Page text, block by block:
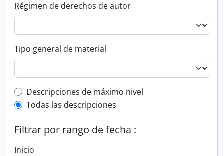
Régimen de derechos de autor
Tipo general de material
Top-level description filter
Descripciones de máximo nivel
Todas las descripciones
Filtrar por rango de fecha :
Inicio